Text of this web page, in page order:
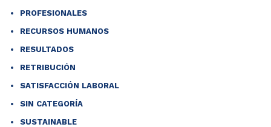
PROFESIONALES
RECURSOS HUMANOS
RESULTADOS
RETRIBUCIÓN
SATISFACCIÓN LABORAL
SIN CATEGORÍA
SUSTAINABLE